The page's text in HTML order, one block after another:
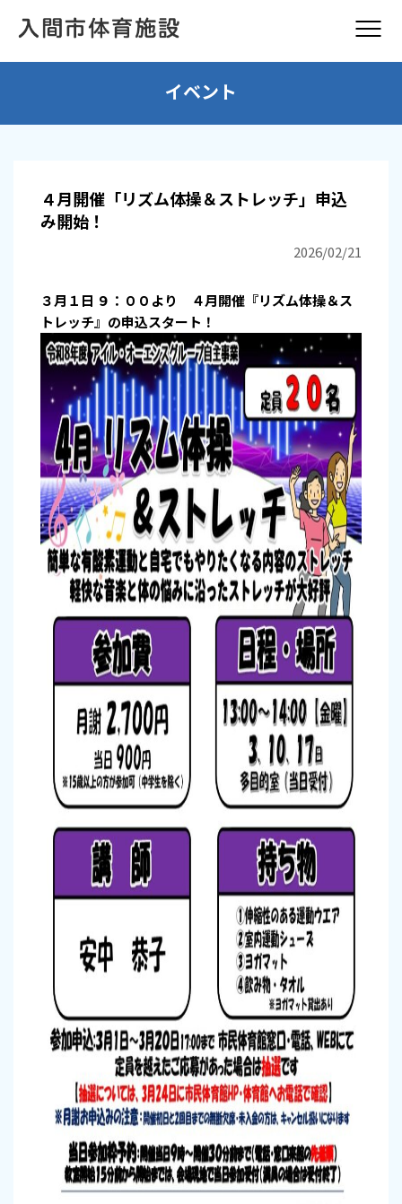
イベント
４月開催「リズム体操＆ストレッチ」申込
み開始！
2026/02/21
３月１日 ９：００より ４月開催『リズム体操＆ス
トレッチ』の申込スタート！